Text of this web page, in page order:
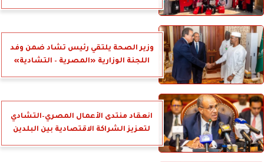
وزير الصحة يلتقي رئيس تشاد ضمن وفد
اللجنة الوزارية «المصرية – التشادية»
انعقاد منتدى الأعمال المصري–التشادي
لتعزيز الشراكة الاقتصادية بين البلدين